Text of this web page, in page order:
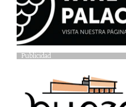
Publicidad